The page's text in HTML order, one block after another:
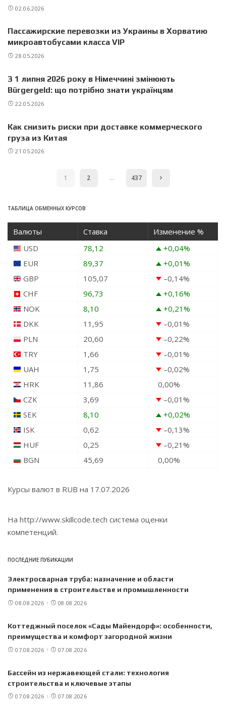
02.06.2026
Пассажирские перевозки из Украины в Хорватию
микроавтобусами класса VIP
28.05.2026
З 1 липня 2026 року в Німеччині змінюють
Bürgergeld: що потрібно знати українцям
22.05.2026
Как снизить риски при доставке коммерческого
груза из Китая
21.05.2026
1 2 … 437
ТАБЛИЦА ОБМЕННЫХ КУРСОВ
Валюты Ставка
Изменение %
USD
78,12 +0,04%
EUR
89,37 +0,01%
GBP
105,07 –0,14%
CHF
96,73 +0,16%
NOK
8,10 +0,21%
DKK
11,95 –0,01%
PLN
20,60 –0,22%
TRY
1,66 –0,01%
UAH
1,75 –0,02%
HRK
11,86 0,00%
CZK
3,69 –0,01%
SEK
8,10 +0,02%
ISK
0,62 –0,13%
HUF
0,25 –0,21%
BGN
45,69 0,00%
Курсы валют в RUB на 17.07.2026
На http://www.skillcode.tech система оценки
компетенций.
ПОСЛЕДНИЕ ПУБИКАЦИИ
Электросварная труба: назначение и области
применения в строительстве и промышленности
08.08.2026 08.08.2026
Коттеджный поселок «Сады Майендорф»: особенности,
преимущества и комфорт загородной жизни
07.08.2026 07.08.2026
Бассейн из нержавеющей стали: технология
строительства и ключевые этапы
07.08.2026 07.08.2026